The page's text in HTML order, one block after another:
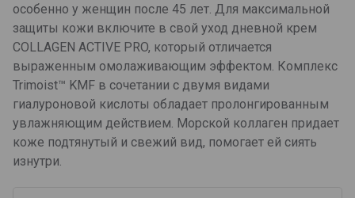
особенно у женщин после 45 лет. Для максимальной
защиты кожи включите в свой уход дневной крем
COLLAGEN ACTIVE PRO, который отличается
выраженным омолаживающим эффектом. Комплекс
Trimoist™ KMF в сочетании с двумя видами
гиалуроновой кислоты обладает пролонгированным
увлажняющим действием. Морской коллаген придает
коже подтянутый и свежий вид, помогает ей сиять
изнутри.